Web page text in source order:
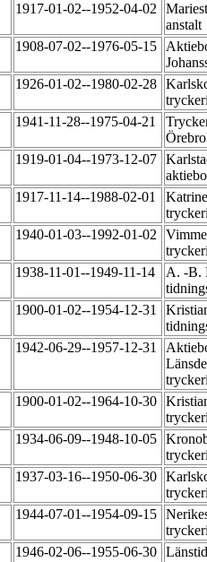
1917-01-02--1952-04-02
anstalt
1908-07-02--1976-05-15
1926-01-02--1980-02-28
1941-11-28--1975-04-21
1919-01-04--1973-12-07
1917-11-14--1988-02-01
1940-01-03--1992-01-02
1938-11-01--1949-11-14
A. -B.
1900-01-02--1954-12-31
1942-06-29--1957-12-31
1900-01-02--1964-10-30
1934-06-09--1948-10-05
1937-03-16--1950-06-30
1944-07-01--1954-09-15
1946-02-06--1955-06-30